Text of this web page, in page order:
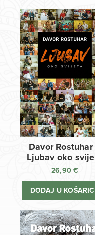
Davor
Ljubav oko
26,90€
DODAJ U